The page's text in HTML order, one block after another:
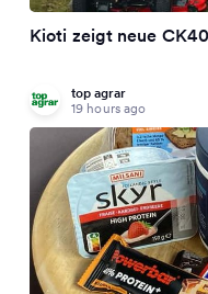
Kioti zeigt neue
top agrar
19 hours ago